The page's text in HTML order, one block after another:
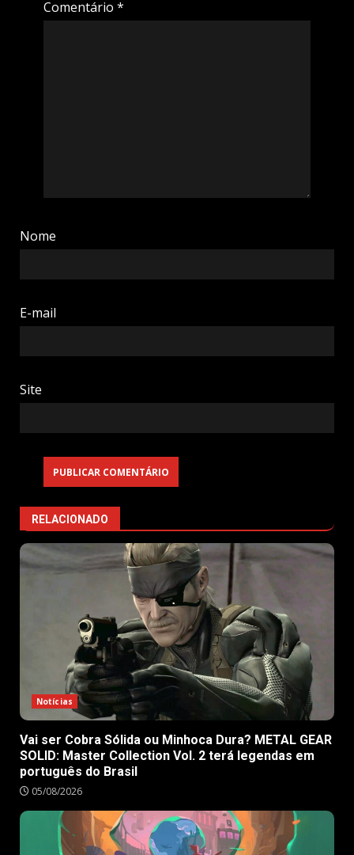
Comentário *
Nome
E-mail
Site
RELACIONADO
Notícias
Vai ser Cobra Sólida ou Minhoca Dura? METAL GEAR
SOLID: Master Collection Vol. 2 terá legendas em
português do Brasil
05/08/2026